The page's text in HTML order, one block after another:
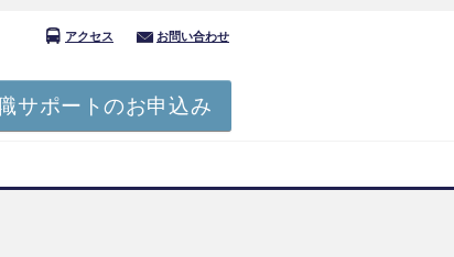
アクセス お問い合わせ
サポートのお申込み